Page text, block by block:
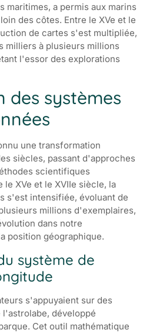
maritimes, a permis aux marins
des côtes. Entre le XVe et le
de cartes s'est multipliée,
milliers à plusieurs millions
l'essor des explorations
des systèmes
une transformation
siècles, passant d'approches
scientifiques
le XVe et le XVIIe siècle, la
s'est intensifiée, évoluant de
millions d'exemplaires,
dans notre
position géographique.
système de
s'appuyaient sur des
développé
Cet outil mathématique